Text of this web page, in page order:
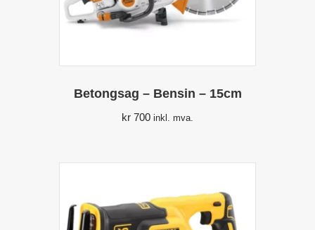
Betongsag – Bensin – 15cm
kr 700 inkl. mva.